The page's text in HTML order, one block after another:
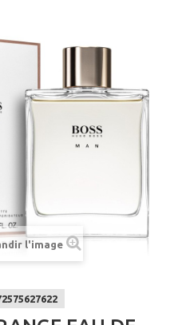
l'image